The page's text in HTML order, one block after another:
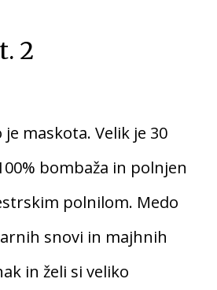
2
maskota. Velik je 30
bombaža in polnjen
polnilom. Medo
snovi in majhnih
in želi si veliko